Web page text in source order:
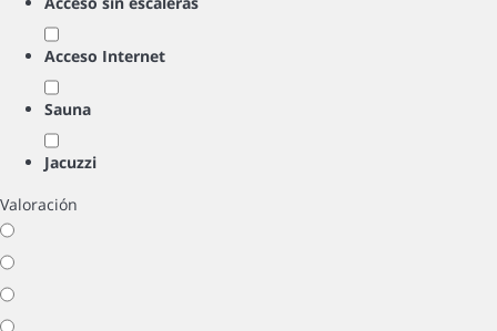
Acceso Internet
Sauna
Jacuzzi
Valoración